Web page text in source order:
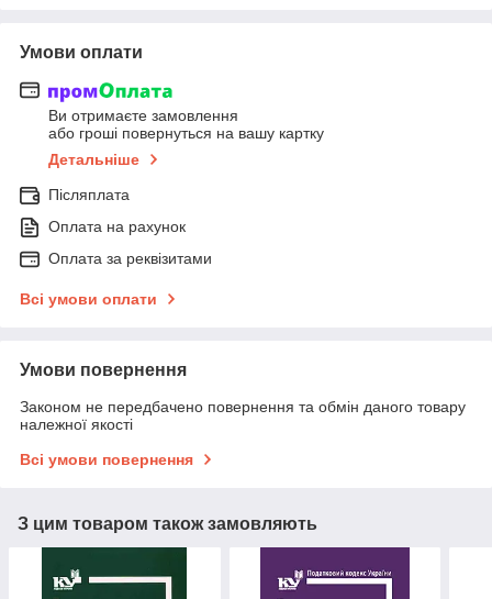
Умови оплати
Ви отримаєте замовлення
або гроші повернуться на вашу картку
Детальніше
Післяплата
Оплата на рахунок
Оплата за реквізитами
Всі умови оплати
Умови повернення
Законом не передбачено повернення та обмін даного товару
належної якості
Всі умови повернення
З цим товаром також замовляють